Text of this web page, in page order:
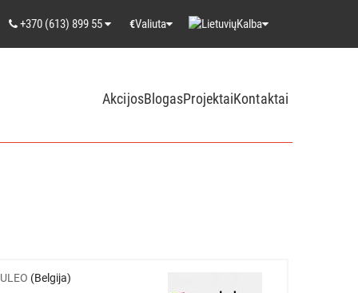
+370 (613) 899 55 €Valiuta Kalba
AkcijosBlogasProjektaiKontaktai
(Belgija)